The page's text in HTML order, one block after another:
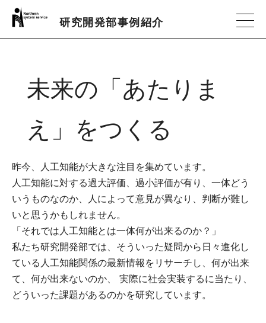
研究開発部事例紹介
未来の「あたりま
え」をつくる
昨今、人工知能が大きな注目を集めています。
人工知能に対する過大評価、過小評価が有り、一体どう
いうものなのか、人によって意見が異なり、判断が難し
いと思うかもしれません。
「それでは人工知能とは一体何が出来るのか？」
私たち研究開発部では、そういった疑問から日々進化し
ている人工知能関係の最新情報をリサーチし、何が出来
て、何が出来ないのか、 実際に社会実装するに当たり、
どういった課題があるのかを研究しています。